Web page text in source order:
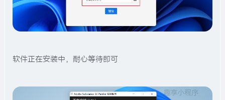
软件正在安装中，耐心等待即可